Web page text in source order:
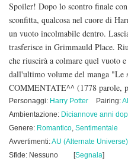
Spoiler! Dopo lo scontro finale
sconfitta, qualcosa nel cuore di
un vuoto incolmabile dentro.
trasferisce in Grimmauld Place.
che riuscirà a colmare quel vuoto
dall'ultimo volume del manga
COMMENTATE^^ (1778 parole,
Personaggi: Harry Potter Pairing:
Ambientazione: Diciannove anni
Genere: Romantico, Sentimentale
Avvertimenti:AU (Alternate Universe)
Sfide: Nessuno
[Segnala]